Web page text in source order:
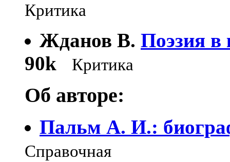
Критика
Жданов В. Поэзия в
90k
Критика
Об авторе:
Пальм А. И.:
Справочная